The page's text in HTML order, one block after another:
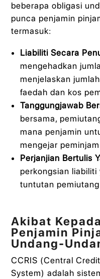
beberapa obligasi
punca penjamin
termasuk:
Liabiliti Secara
mengehadkan
menjelaskan
faedah dan kos
Tanggungjawab
bersama,
mana penjamin
mengejar
Perjanjian Bertulis
perkongsian
tuntutan
Akibat
Penjamin
Undang-
CCRIS (Central
System) adalah